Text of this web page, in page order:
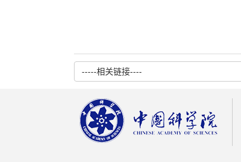
-----相关链接----